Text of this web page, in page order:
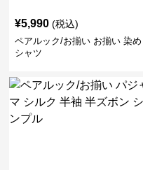
¥5,990 (税込)
ペアルック/お揃い お揃い 染め
シャツ